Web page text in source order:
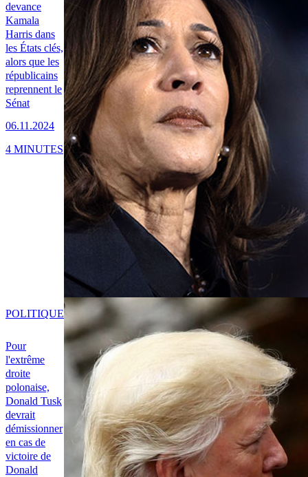
devance
Kamala
Harris dans
les États clés,
alors que les
républicains
reprennent le
Sénat
06.11.2024
4 MINUTES
Pour
l'extrême
droite
polonaise,
Donald Tusk
devrait
démissionner
en cas de
victoire de
Donald
POLITIQUE